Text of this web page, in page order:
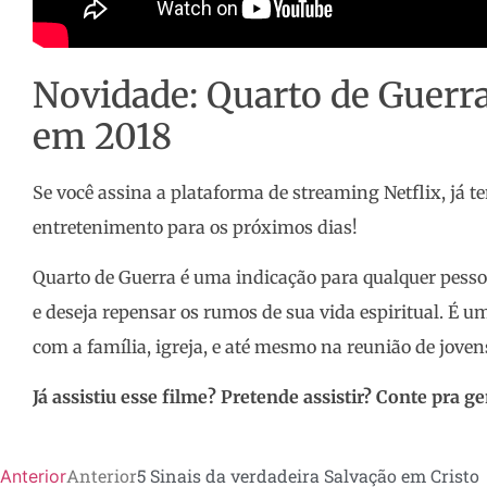
Novidade: Quarto de
em 2018
Se você assina a plataforma de streaming Netflix, já
entretenimento para os próximos dias!
Quarto de Guerra é uma indicação para qualquer
e deseja repensar os rumos de sua vida espiritual. É
com a família, igreja, e até mesmo na reunião de
Já assistiu esse filme? Pretende assistir? Conte pra
AnteriorAnterior5 Sinais da verdadeira Salvação em Cristo